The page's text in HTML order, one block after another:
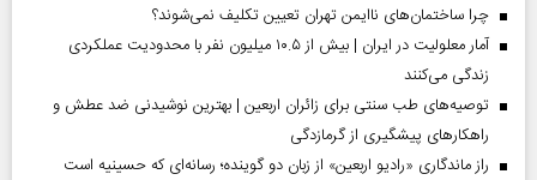
چرا ساختمان‌های ناایمن تهران تعیین تکلیف نمی‌شوند؟
آمار معلولیت در ایران | بیش از ۱۰.۵ میلیون نفر با محدودیت عملکردی
زندگی می‌کنند
توصیه‌های طب سنتی برای زائران اربعین | بهترین نوشیدنی ضد عطش و
راهکارهای پیشگیری از گرمازدگی
راز ماندگاری «رادیو اربعین» از زبان دو گوینده؛ رسانه‌ای که حسینیه است